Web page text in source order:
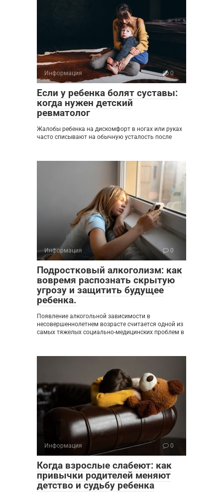
Информация 0
Если у ребенка болят суставы:
когда нужен детский
ревматолог
Жалобы ребенка на дискомфорт в ногах или руках
часто списывают на обычную усталость после
Информация 0
Подростковый алкоголизм: как
вовремя распознать скрытую
угрозу и защитить будущее
ребенка.
Появление алкогольной зависимости в
несовершеннолетнем возрасте считается одной из
самых тяжелых социально-медицинских проблем в
Информация 0
Когда взрослые слабеют: как
привычки родителей меняют
детство и судьбу ребенка